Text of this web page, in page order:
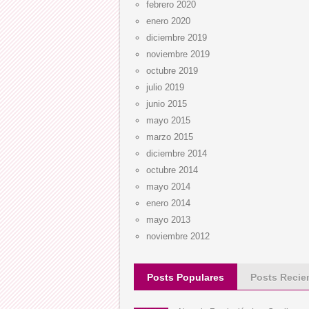
febrero 2020
enero 2020
diciembre 2019
noviembre 2019
octubre 2019
julio 2019
junio 2015
mayo 2015
marzo 2015
diciembre 2014
octubre 2014
mayo 2014
enero 2014
mayo 2013
noviembre 2012
Posts Populares Posts